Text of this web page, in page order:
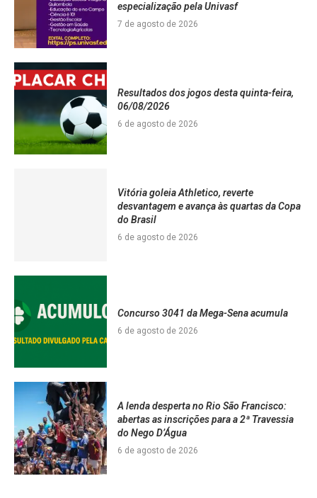
especialização pela Univasf
7 de agosto de 2026
Resultados dos jogos desta quinta-feira,
06/08/2026
6 de agosto de 2026
Vitória goleia Athletico, reverte
desvantagem e avança às quartas da Copa
do Brasil
6 de agosto de 2026
Concurso 3041 da Mega-Sena acumula
6 de agosto de 2026
A lenda desperta no Rio São Francisco:
abertas as inscrições para a 2ª Travessia
do Nego D’Água
6 de agosto de 2026